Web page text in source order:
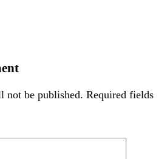
not be published. Required fields